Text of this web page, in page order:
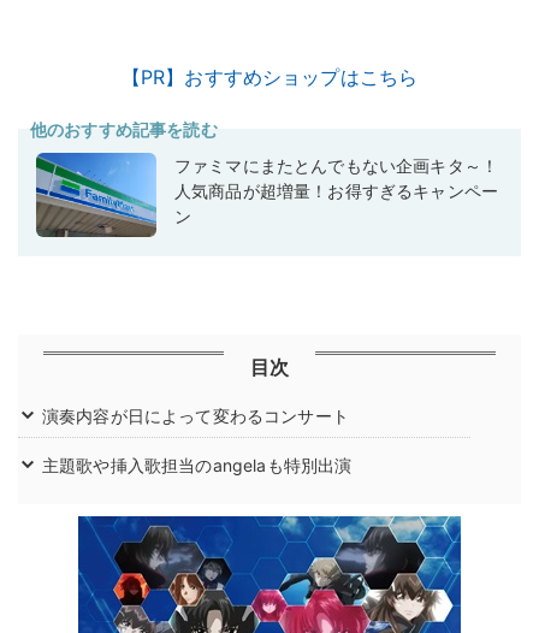
【PR】おすすめショップはこちら
他のおすすめ記事を読む
ファミマにまたとんでもない企画キタ～！
人気商品が超増量！お得すぎるキャンペー
ン
目次
演奏内容が日によって変わるコンサート
主題歌や挿入歌担当のangelaも特別出演